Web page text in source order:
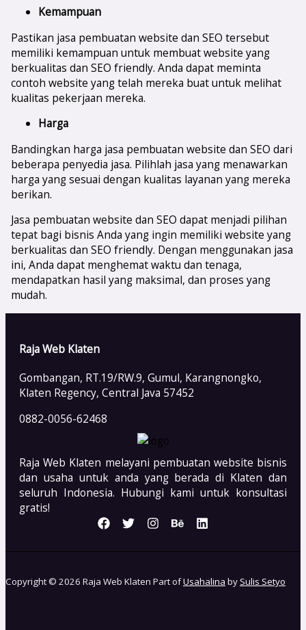
Kemampuan
Pastikan jasa pembuatan website dan SEO tersebut
memiliki kemampuan untuk membuat website yang
berkualitas dan SEO friendly. Anda dapat meminta
contoh website yang telah mereka buat untuk melihat
kualitas pekerjaan mereka.
Harga
Bandingkan harga jasa pembuatan website dan SEO dari
beberapa penyedia jasa. Pilihlah jasa yang menawarkan
harga yang sesuai dengan kualitas layanan yang mereka
berikan.
Jasa pembuatan website dan SEO dapat menjadi pilihan
tepat bagi bisnis Anda yang ingin memiliki website yang
berkualitas dan SEO friendly. Dengan menggunakan jasa
ini, Anda dapat menghemat waktu dan tenaga,
mendapatkan hasil yang maksimal, dan proses yang
mudah.
Raja Web Klaten
Gombangan, RT.19/RW.9, Gumul, Karangnongko,
Klaten Regency, Central Java 57452
0882-0056-62468
Raja Web Klaten melayani pembuatan website bisnis
dan usaha untuk anda yang berada di Klaten dan
seluruh Indonesia. Hubungi kami untuk konsultasi
gratis!
Copyright © 2026 Raja Web Klaten Part ofUsahalina bySulis Setyo